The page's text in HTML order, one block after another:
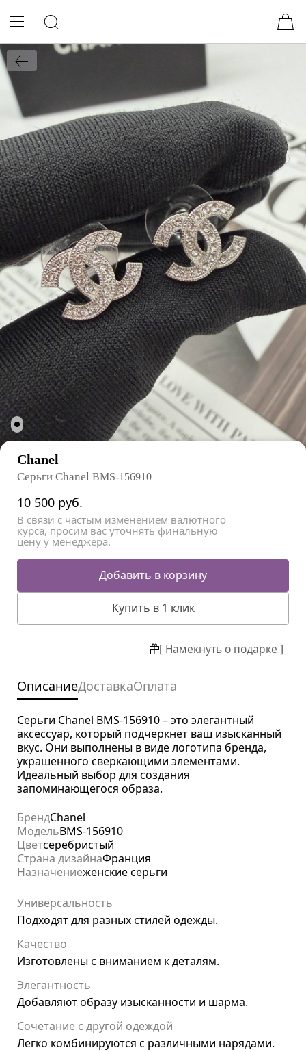
Chanel
Серьги Chanel BMS-156910
10 500 руб.
В связи с частым изменением валютного
курса, просим вас уточнять финальную
цену у менеджера.
Добавить в корзину
Купить в 1 клик
[ Намекнуть о подарке ]
ОписаниеДоставкаОплата
Серьги Chanel BMS-156910 – это элегантный
аксессуар, который подчеркнет ваш изысканный
вкус. Они выполнены в виде логотипа бренда,
украшенного сверкающими элементами.
Идеальный выбор для создания
запоминающегося образа.
БрендChanel
МодельBMS-156910
Цветсеребристый
Страна дизайнаФранция
Назначениеженские серьги
Универсальность
Подходят для разных стилей одежды.
Качество
Изготовлены с вниманием к деталям.
Элегантность
Добавляют образу изысканности и шарма.
Сочетание с другой одеждой
Легко комбинируются с различными нарядами.